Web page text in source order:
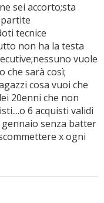
sei accorto;sta
tecnice
non ha la testa
vuole
che sarà così;
cosa vuoi che
20enni che non
6 acquisti validi
senza batter
x ogni